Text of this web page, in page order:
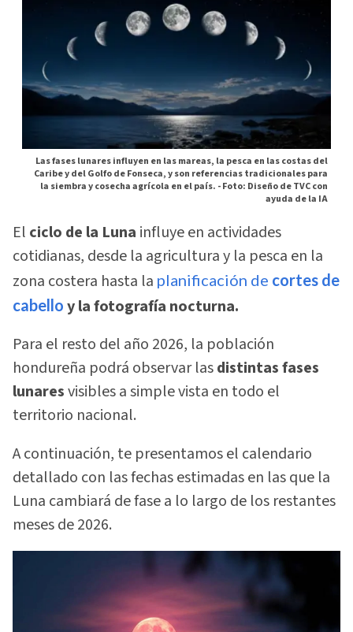
Las fases lunares influyen en las mareas, la pesca en las costas del
Caribe y del Golfo de Fonseca, y son referencias tradicionales para
la siembra y cosecha agrícola en el país. -Foto: Diseño de TVC con
ayuda de la IA
El ciclo de la Luna influye en actividades
cotidianas, desde la agricultura y la pesca en la
zona costera hasta la planificación de cortes de
cabello y la fotografía nocturna.
Para el resto del año 2026, la población
hondureña podrá observar lasdistintas fases
lunaresvisibles a simple vista en todo el
territorio nacional.
A continuación, te presentamos el calendario
detallado con las fechas estimadas en las que la
Luna cambiará de fase a lo largo de los restantes
meses de 2026.